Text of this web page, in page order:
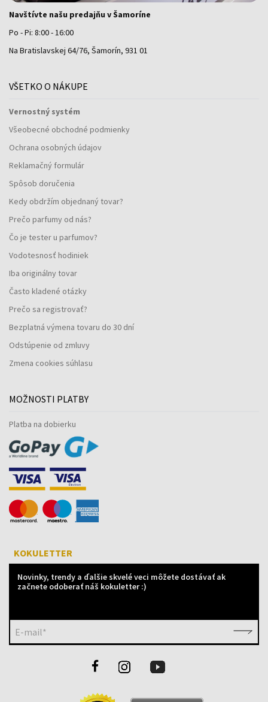
Navštívte našu predajňu v Šamoríne
Po - Pi: 8:00 - 16:00
Na Bratislavskej 64/76, Šamorín, 931 01
VŠETKO O NÁKUPE
Vernostný systém
Všeobecné obchodné podmienky
Ochrana osobných údajov
Reklamačný formulár
Spôsob doručenia
Kedy obdržím objednaný tovar?
Prečo parfumy od nás?
Čo je tester u parfumov?
Vodotesnosť hodiniek
Iba originálny tovar
Často kladené otázky
Prečo sa registrovať?
Bezplatná výmena tovaru do 30 dní
Odstúpenie od zmluvy
Zmena cookies súhlasu
MOŽNOSTI PLATBY
Platba na dobierku
KOKULETTER
Novinky, trendy a ďalšie skvelé veci môžete dostávať ak
začnete odoberať náš kokuletter :)
E-mail*